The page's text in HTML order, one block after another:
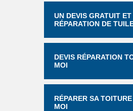
UN DEVIS GRATUIT
RÉPARATION DE
DEVIS RÉPARATION
MOI
RÉPARER SA
MOI